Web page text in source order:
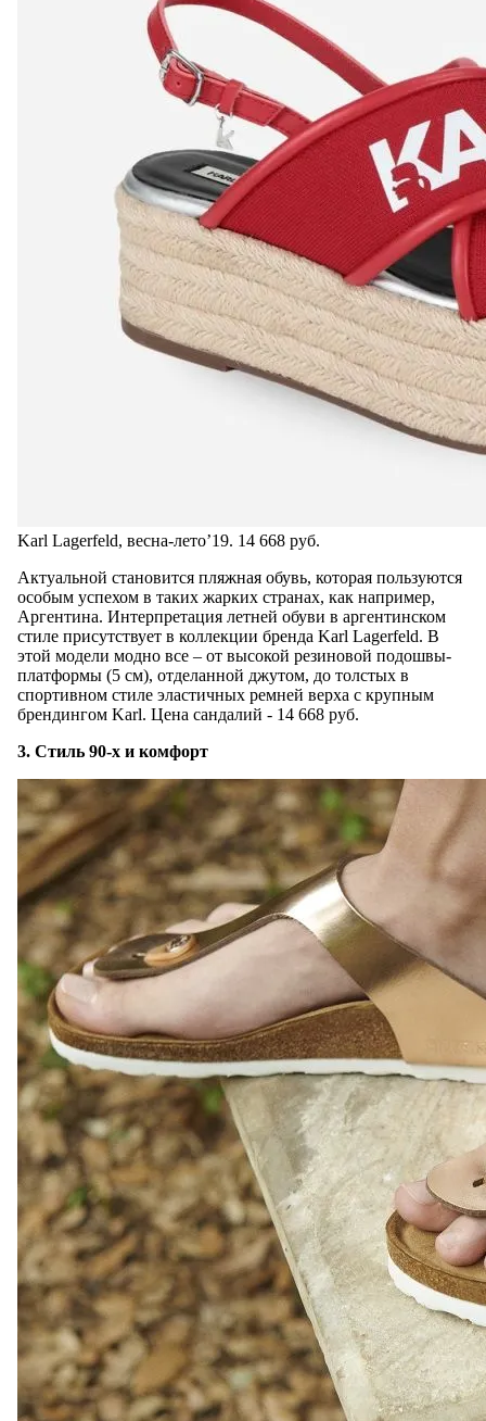
Karl Lagerfeld, весна-лето’19. 14 668 руб.
Актуальной становится пляжная обувь, которая пользуются
особым успехом в таких жарких странах, как например,
Аргентина. Интерпретация летней обуви в аргентинском
стиле присутствует в коллекции бренда Karl Lagerfeld. В
этой модели модно все – от высокой резиновой подошвы-
платформы (5 см), отделанной джутом, до толстых в
спортивном стиле эластичных ремней верха с крупным
брендингом Karl. Цена сандалий - 14 668 руб.
3. Стиль 90-х и комфорт